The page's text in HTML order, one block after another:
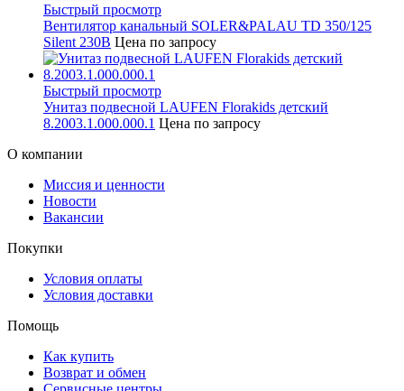
Быстрый просмотр
Вентилятор канальный SOLER&PALAU TD 350/125
Silent 230В Цена по запросу
Быстрый просмотр
Унитаз подвесной LAUFEN Florakids детский
8.2003.1.000.000.1 Цена по запросу
О компании
Миссия и ценности
Новости
Вакансии
Покупки
Условия оплаты
Условия доставки
Помощь
Как купить
Возврат и обмен